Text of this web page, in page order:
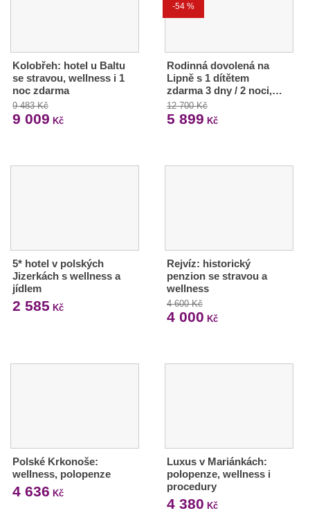
Kolobřeh: hotel u Baltu
se stravou, wellness i 1
noc zdarma
9 483 Kč
9 009 Kč
-54 %
Rodinná dovolená na
Lipně s 1 dítětem
zdarma 3 dny / 2 noci,…
12 700 Kč
5 899 Kč
5* hotel v polských
Jizerkách s wellness a
jídlem
2 585 Kč
Rejvíz: historický
penzion se stravou a
wellness
4 600 Kč
4 000 Kč
Polské Krkonoše:
wellness, polopenze
4 636 Kč
Luxus v Mariánkách:
polopenze, wellness i
procedury
4 380 Kč